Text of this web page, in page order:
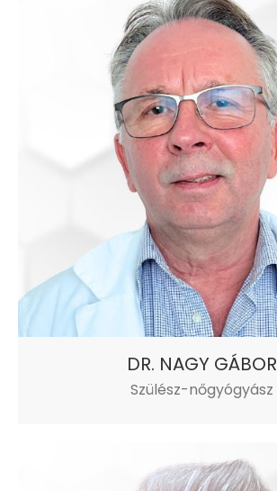
DR. NAGY GÁBOR
Szülész-nőgyógyász